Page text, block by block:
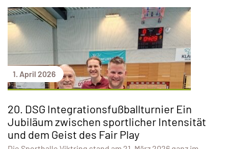
1. April 2026
20. DSG Integrationsfußballturnier Ein
Jubiläum zwischen sportlicher Intensität
und dem Geist des Fair Play